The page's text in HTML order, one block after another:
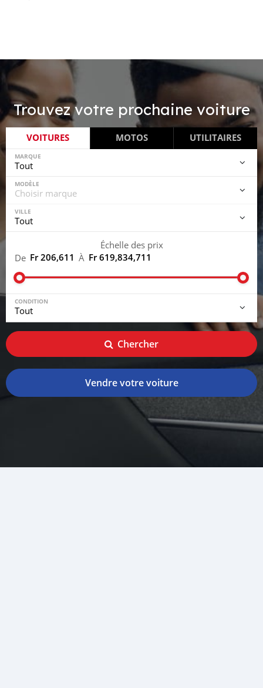
Trouvez votre prochaine voiture
VOITURES MOTOS UTILITAIRES
MARQUE
MODÈLE
VILLE
Échelle des prix
De Fr 206,611 À Fr 619,834,711
CONDITION
Chercher
Vendre votre voiture